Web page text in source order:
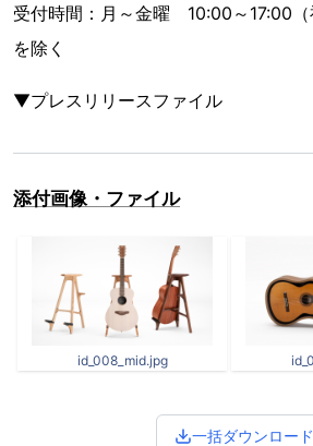
受付時間：月～金曜 10:00～17:00（
を除く
▼プレスリリースファイル
添付画像・ファイル
id_008_mid.jpg
一括ダウンロード